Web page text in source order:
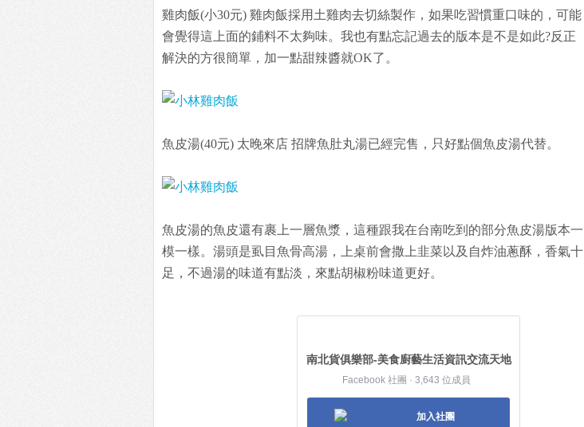
雞肉飯(小30元) 雞肉飯採用土雞肉去切絲製作，如果吃習慣重口味的，可能
會覺得這上面的鋪料不太夠味。我也有點忘記過去的版本是不是如此?反正
解決的方很簡單，加一點甜辣醬就OK了。
魚皮湯(40元) 太晚來店 招牌魚肚丸湯已經完售，只好點個魚皮湯代替。
魚皮湯的魚皮還有裹上一層魚漿，這種跟我在台南吃到的部分魚皮湯版本一
模一樣。湯頭是虱目魚骨高湯，上桌前會撒上韭菜以及自炸油蔥酥，香氣十
足，不過湯的味道有點淡，來點胡椒粉味道更好。
南北貨俱樂部-美食廚藝生活資訊交流天地
Facebook 社團 · 3,643 位成員
加入社團